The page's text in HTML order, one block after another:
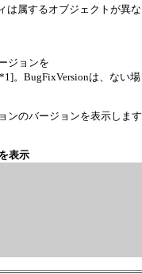
は属するオブジェクトが異な
ジョンを
。BugFixVersionは、ない場
ンのバージョンを表示します
表示